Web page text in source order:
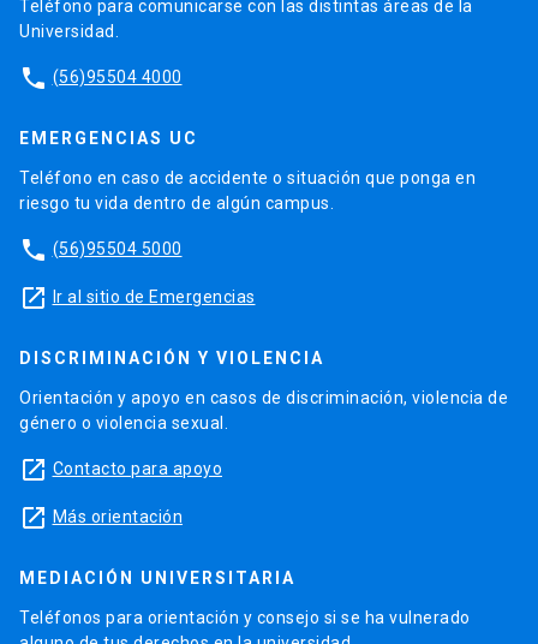
Teléfono para comunicarse con las distintas áreas de la
Universidad.
phone (56)95504 4000
EMERGENCIAS UC
Teléfono en caso de accidente o situación que ponga en
riesgo tu vida dentro de algún campus.
phone (56)95504 5000
launch Ir al sitio de Emergencias
DISCRIMINACIÓN Y VIOLENCIA
Orientación y apoyo en casos de discriminación, violencia de
género o violencia sexual.
launch Contacto para apoyo
launch Más orientación
MEDIACIÓN UNIVERSITARIA
Teléfonos para orientación y consejo si se ha vulnerado